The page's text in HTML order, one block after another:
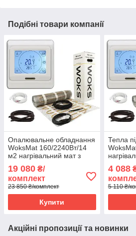
Подібні товари компанії
Опалювальне обладнання
WoksMat 160/2240Вт/14
м2 нагрівальний мат з
програмованим
терморегулятором E 91
19 080 ₴/
комплект
23 850 ₴/комплект
Купити
Тепла
4 088
5 110 ₴/
Акційні пропозиції та новинки